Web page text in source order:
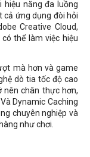
hiệu năng đa luồng
cả ứng dụng đòi hỏi
Creative Cloud,
thể làm việc hiệu
mà hơn và game
dò tia tốc độ cao
nên chân thực hơn,
Dynamic Caching
chuyên nghiệp và
như chơi.